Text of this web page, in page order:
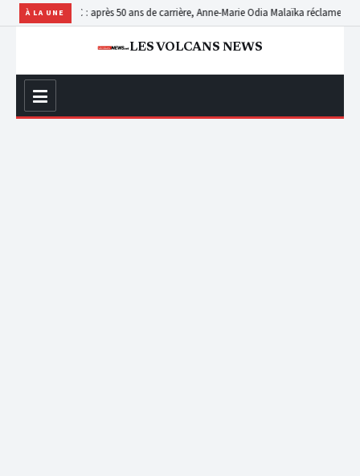
À LA UNE
RDC : après 50 ans de carrière, Anne-Marie Odia Malaïka réclame la
LES VOLCANS NEWS